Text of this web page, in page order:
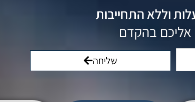
וללא התחייבות
אליכם בהקדם
שליחה